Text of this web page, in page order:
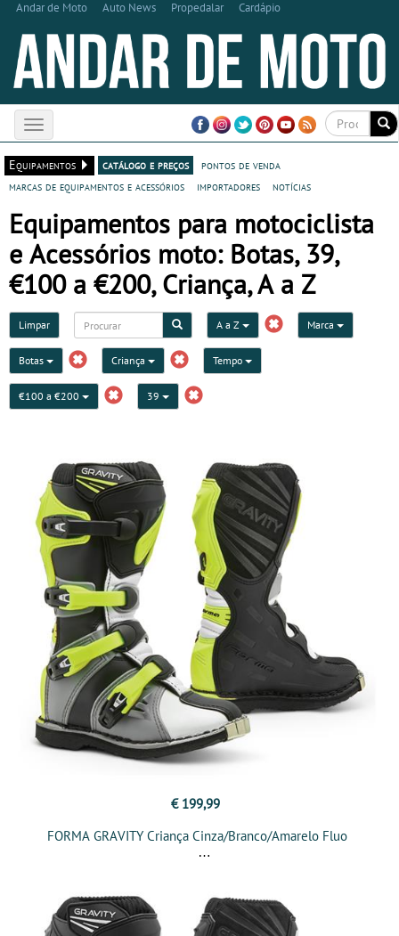
Andar de Moto Auto News Propedalar Cardápio
Toggle
navigation
Equipamentos
catálogo e preços
pontos de venda
marcas de equipamentos e acessórios
importadores notícias
Equipamentos para motociclista
e Acessórios moto: Botas, 39,
€100 a €200, Criança, A a Z
Limpar A a Z Marca
Botas Criança Tempo
€100 a €200 39
€ 199,99
FORMA GRAVITY Criança Cinza/Branco/Amarelo Fluo